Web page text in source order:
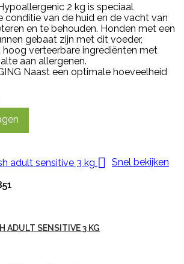
2 kg is speciaal
conditie van de huid en de vacht van
en te behouden. Honden met een
gebaat zijn met dit voeder,
verteerbare ingrediënten met
aan allergenen.
Naast een optimale hoeveelheid
 Snel bekijken
ADULT SENSITIVE 3 KG